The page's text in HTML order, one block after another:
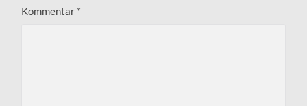
Kommentar *